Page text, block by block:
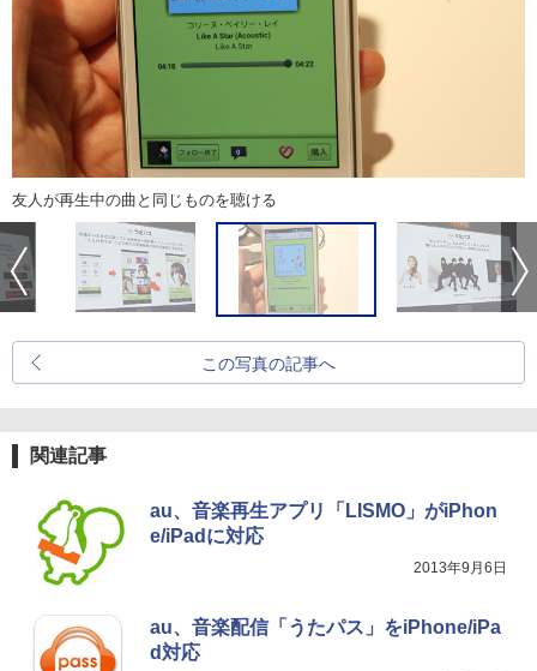
友人が再生中の曲と同じものを聴ける
この写真の記事へ
関連記事
au、音楽再生アプリ「LISMO」がiPhon
e/iPadに対応
2013年9月6日
au、音楽配信「うたパス」をiPhone/iPa
d対応